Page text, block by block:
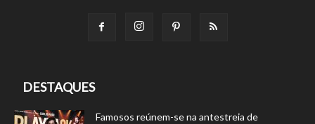
DESTAQUES
Famosos reúnem-se na antestreia de